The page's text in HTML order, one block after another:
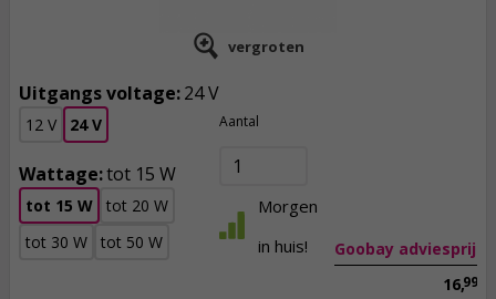
vergroten
Goobay adviesprijs
16,99
Uitgangs voltage:24 V
12 V 24 V
Wattage:tot 15 W
tot 15 W
tot 20 W
tot 30 W
tot 50 W
Aantal
Morgen
in huis!